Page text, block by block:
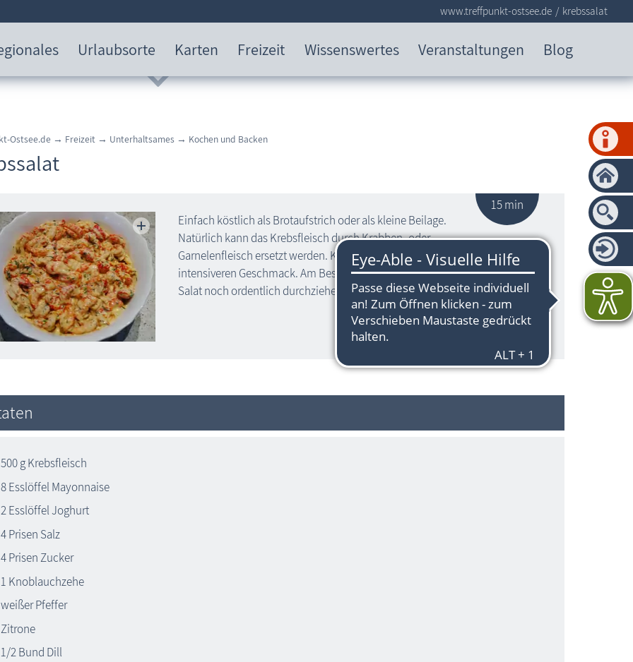
Urlaubsorte Karten Freizeit Wissenswertes Veranstaltungen Blog
www.treffpunkt-ostsee.de krebssalat
Ostsee.de → Freizeit → Unterhaltsames → Kochen und Backen
15 min
Einfach köstlich als Brotaufstrich oder als kleine Beilage.
Natürlich kann das Krebsfleisch durch Krabben- oder
Garnelenfleisch ersetzt werden. Krebsfleisch hat jedoch einen
intensiveren Geschmack. Am Besten einen Tag vorher fertigstellen, damit der
Salat noch ordentlich durchziehen kann.
500 g Krebsfleisch
8 Esslöffel Mayonnaise
2 Esslöffel Joghurt
4 Prisen Salz
4 Prisen Zucker
1 Knoblauchzehe
weißer Pfeffer
Zitrone
1/2 Bund Dill